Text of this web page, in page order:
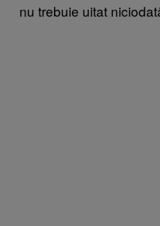
nu trebuie uitat